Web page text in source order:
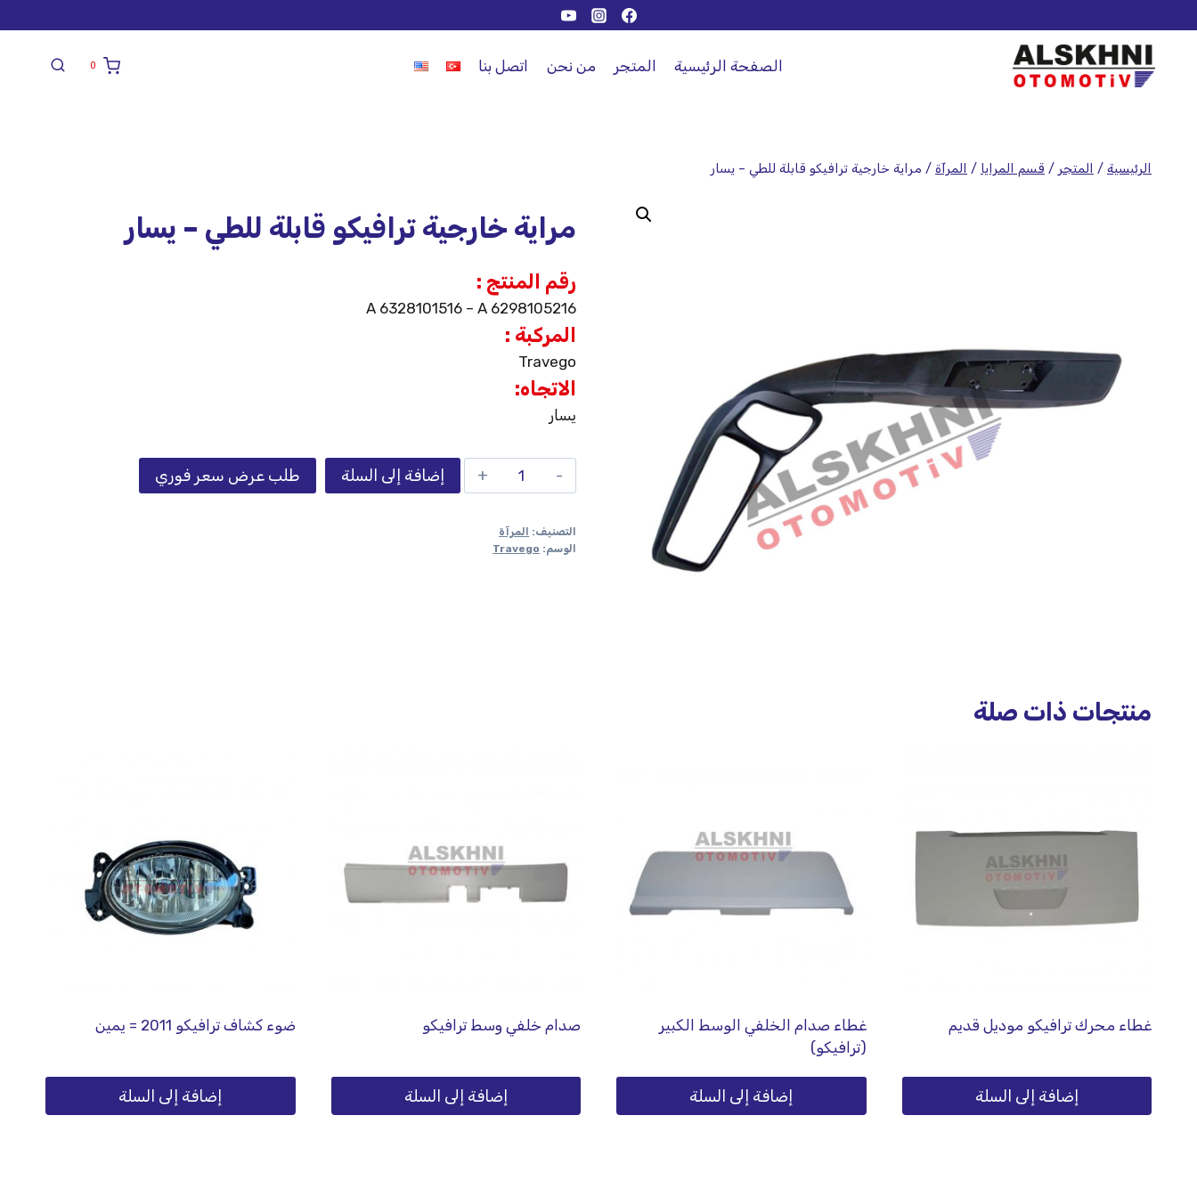
الصفحة الرئيسية المتجر من نحن اتصل بنا 0
الرئيسية / المتجر / قسم المرايا / المرآة / مراية خارجية ترافيكو قابلة للطي – يسار
مراية خارجية ترافيكو قابلة للطي – يسار
رقم المنتج :
A 6328101516 – A 6298105216
المركبة :
Travego
الاتجاه:
يسار
إضافة إلى السلة طلب عرض سعر فوري
التصنيف:
المرآة
الوسم: Travego
منتجات ذات صلة
غطاء محرك ترافيكو موديل قديم
إضافة إلى السلة
غطاء صدام الخلفي الوسط الكبير
(ترافيكو)
إضافة إلى السلة
صدام خلفي وسط ترافيكو
إضافة إلى السلة
ضوء كشاف ترافيكو 2011 = يمين
إضافة إلى السلة